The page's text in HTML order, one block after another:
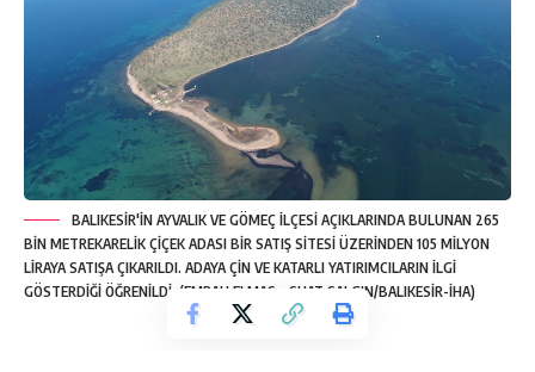
BALIKESİR'İN AYVALIK VE GÖMEÇ İLÇESİ AÇIKLARINDA BULUNAN 265
BİN METREKARELİK ÇİÇEK ADASI BİR SATIŞ SİTESİ ÜZERİNDEN 105 MİLYON
LİRAYA SATIŞA ÇIKARILDI. ADAYA ÇİN VE KATARLI YATIRIMCILARIN İLGİ
GÖSTERDİĞİ ÖĞRENİLDİ. (EMRAH ELMAS - SUAT SALGIN/BALIKESİR-İHA)